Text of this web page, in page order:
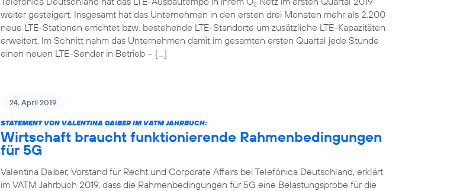
2
weiter gesteigert. Insgesamt hat das Unternehmen in den ersten drei Monaten mehr als 2.200
neue LTE-Stationen errichtet bzw. bestehende LTE-Standorte um zusätzliche LTE-Kapazitäten
erweitert. Im Schnitt nahm das Unternehmen damit im gesamten ersten Quartal jede Stunde
einen neuen LTE-Sender in Betrieb – […]
24. April 2019
STATEMENT VON VALENTINA DAIBER IM VATM JAHRBUCH:
Wirtschaft braucht funktionierende Rahmenbedingungen
für 5G
Valentina Daiber, Vorstand für Recht und Corporate Affairs bei Telefónica Deutschland, erklärt
im VATM Jahrbuch 2019, dass die Rahmenbedingungen für 5G eine Belastungsprobe für die